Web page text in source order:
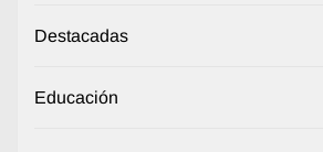
Destacadas
Educación